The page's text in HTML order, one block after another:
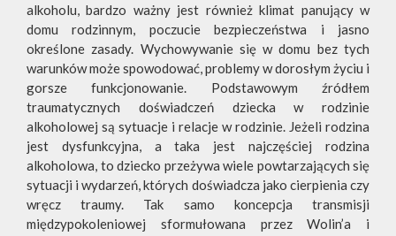
alkoholu, bardzo ważny jest również klimat panujący w
domu rodzinnym, poczucie bezpieczeństwa i jasno
określone zasady. Wychowywanie się w domu bez tych
warunków może spowodować, problemy w dorosłym życiu i
gorsze funkcjonowanie. Podstawowym źródłem
traumatycznych doświadczeń dziecka w rodzinie
alkoholowej są sytuacje i relacje w rodzinie. Jeżeli rodzina
jest dysfunkcyjna, a taka jest najczęściej rodzina
alkoholowa, to dziecko przeżywa wiele powtarzających się
sytuacji i wydarzeń, których doświadcza jako cierpienia czy
wręcz traumy. Tak samo koncepcja transmisji
międzypokoleniowej sformułowana przez Wolin’a i